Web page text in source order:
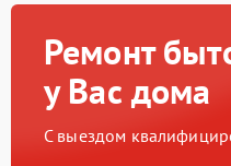
Ремонт
у Вас дома
С выездом